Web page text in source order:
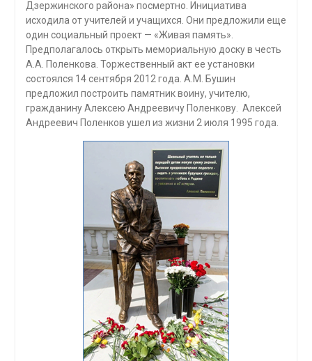
Дзержинского района» посмертно. Инициатива
исходила от учителей и учащихся. Они предложили еще
один социальный проект — «Живая память».
Предполагалось открыть мемориальную доску в честь
А.А. Поленкова. Торжественный акт ее установки
состоялся 14 сентября 2012 года. А.М. Бушин
предложил построить памятник воину, учителю,
гражданину Алексею Андреевичу Поленкову. Алексей
Андреевич Поленков ушел из жизни 2 июля 1995 года.